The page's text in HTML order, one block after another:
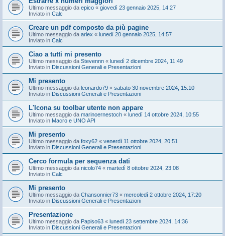
Ultimo messaggio da epico « giovedì 23 gennaio 2025, 14:27
Inviato in Calc
Creare un pdf composto da più pagine
Ultimo messaggio da ariex « lunedì 20 gennaio 2025, 14:57
Inviato in Calc
Ciao a tutti mi presento
Ultimo messaggio da Stevennn « lunedì 2 dicembre 2024, 11:49
Inviato in Discussioni Generali e Presentazioni
Mi presento
Ultimo messaggio da leonardo79 « sabato 30 novembre 2024, 15:10
Inviato in Discussioni Generali e Presentazioni
L'Icona su toolbar utente non appare
Ultimo messaggio da marinoernestoch « lunedì 14 ottobre 2024, 10:55
Inviato in Macro e UNO API
Mi presento
Ultimo messaggio da foxy62 « venerdì 11 ottobre 2024, 20:51
Inviato in Discussioni Generali e Presentazioni
Cerco formula per sequenza dati
Ultimo messaggio da nicolo74 « martedì 8 ottobre 2024, 23:08
Inviato in Calc
Mi presento
Ultimo messaggio da Chansonnier73 « mercoledì 2 ottobre 2024, 17:20
Inviato in Discussioni Generali e Presentazioni
Presentazione
Ultimo messaggio da Papiso63 « lunedì 23 settembre 2024, 14:36
Inviato in Discussioni Generali e Presentazioni